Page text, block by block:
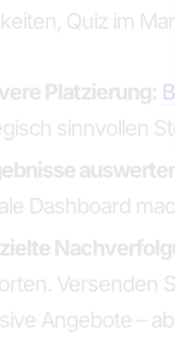
Quiz im
Platzierung:
sinnvollen
Dashboard
Versenden
Angebote –